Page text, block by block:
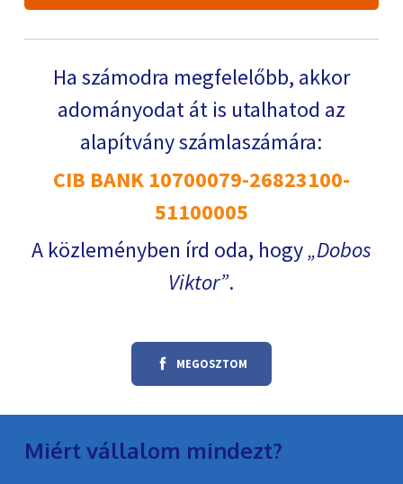
Ha számodra megfelelőbb, akkor
adományodat át is utalhatod az
alapítvány számlaszámára:
CIB BANK 10700079-26823100-
51100005
A közleményben írd oda, hogy Dobos
Viktor .
MEGOSZTOM
Miért vállalom mindezt?